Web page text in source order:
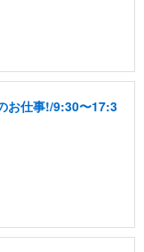
お仕事!/9:30〜17:3